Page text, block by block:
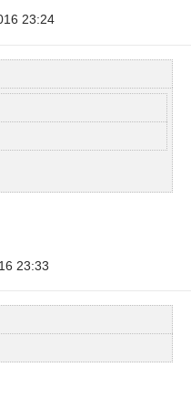
23:24
23:33